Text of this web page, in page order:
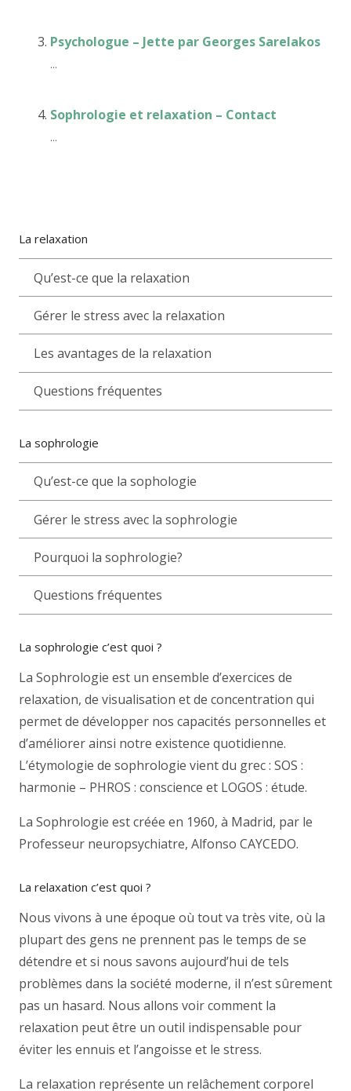
La relaxation
Qu’est-ce que la relaxation
Gérer le stress avec la relaxation
Les avantages de la relaxation
Questions fréquentes
La sophrologie
Qu’est-ce que la sophologie
Gérer le stress avec la sophrologie
Pourquoi la sophrologie?
Questions fréquentes
La sophrologie c’est quoi ?
La Sophrologie est un ensemble d’exercices de
relaxation, de visualisation et de concentration qui
permet de développer nos capacités personnelles et
d’améliorer ainsi notre existence quotidienne.
L’étymologie de sophrologie vient du grec : SOS :
harmonie – PHROS : conscience et LOGOS : étude.
La Sophrologie est créée en 1960, à Madrid, par le
Professeur neuropsychiatre, Alfonso CAYCEDO.
La relaxation c’est quoi ?
Nous vivons à une époque où tout va très vite, où la
plupart des gens ne prennent pas le temps de se
détendre et si nous savons aujourd’hui de tels
problèmes dans la société moderne, il n’est sûrement
pas un hasard. Nous allons voir comment la
relaxation peut être un outil indispensable pour
éviter les ennuis et l’angoisse et le stress.
La relaxation représente un relâchement corporel
Psychologue – Jette par Georges Sarelakos
...
Sophrologie et relaxation – Contact
...